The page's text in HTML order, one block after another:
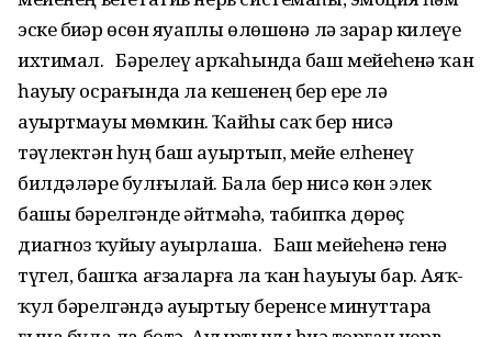
эске биҙҙәр өсөн яуаплы өлөшөнә лә зарар килеүе
ихтимал. Бәрелеү арҡаһында баш ме­йеһенә ҡан
һауыу осрағында ла кешенең бер ере лә
ауыртмауы мөмкин. Ҡайһы саҡ бер нисә
тәүлектән һуң баш ауыртып, мейе елһенеү
билдәләре булғылай. Бала бер нисә көн элек
башы бәрелгәнде әйтмәһә, табипҡа дөрөҫ
диагноз ҡуйыу ауырлаша. Баш мейеһенә генә
түгел, башҡа ағзаларға ла ҡан һауыуы бар. Аяҡ-
ҡул бәрелгәндә ауыртыу беренсе минуттарҙа